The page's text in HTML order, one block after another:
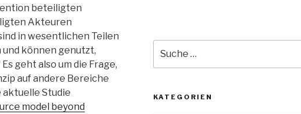
beteiligten
Akteuren
in wesentlichen Teilen
können genutzt,
geht also um die Frage,
auf andere Bereiche
Studie
model beyond
nach:
KATEGORIEN